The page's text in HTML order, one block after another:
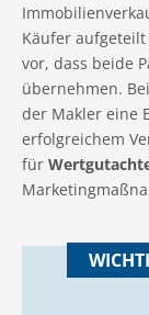
Käufer
vor, dass beide
übernehmen.
der Makler eine
erfolgreichem
für